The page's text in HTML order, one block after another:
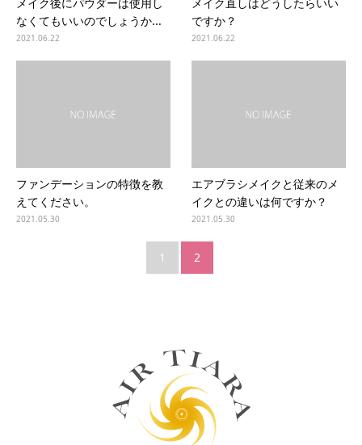
メイク後にパウダーは使用し
なくてもいいのでしょうか...
2021.06.22
メイク直しはどうしたらいい
ですか？
2021.06.22
ファンデーションの特徴を教
えてください。
2021.05.30
エアブラシメイクと従来のメ
イクとの違いは何ですか？
2021.05.30
1 2